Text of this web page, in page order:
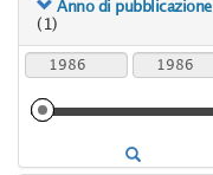
Anno di pubblicazione
(1)